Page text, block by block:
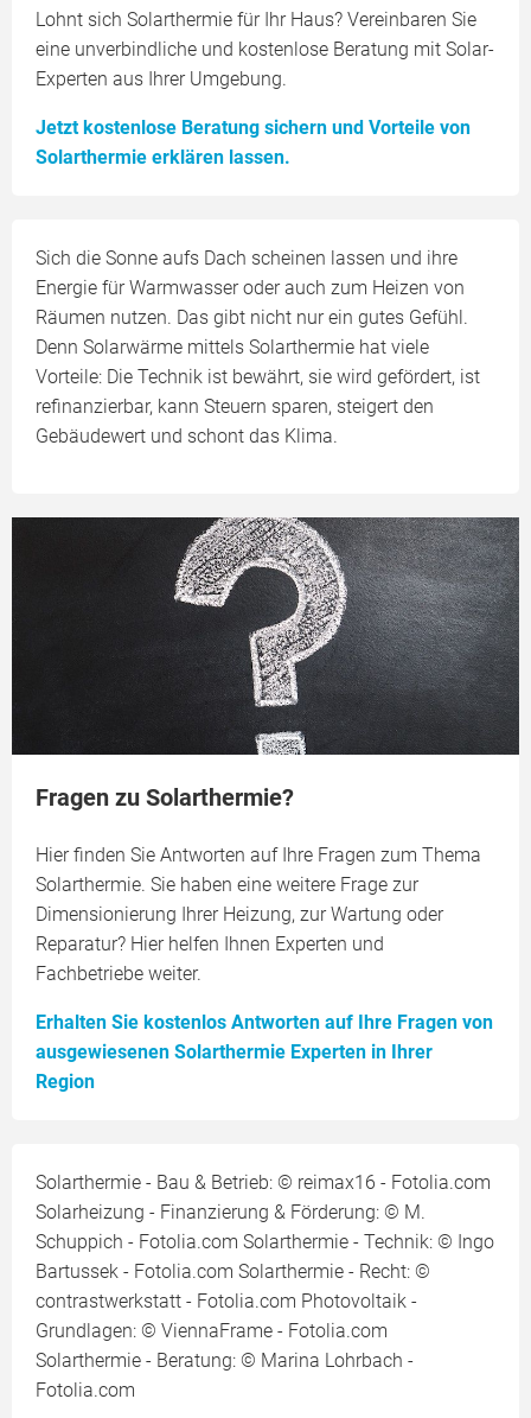
Lohnt sich Solarthermie für Ihr Haus? Vereinbaren Sie
eine unverbindliche und kostenlose Beratung mit Solar-
Experten aus Ihrer Umgebung.
Jetzt kostenlose Beratung sichern und Vorteile von
Solarthermie erklären lassen.
Sich die Sonne aufs Dach scheinen lassen und ihre
Energie für Warmwasser oder auch zum Heizen von
Räumen nutzen. Das gibt nicht nur ein gutes Gefühl.
Denn Solarwärme mittels Solarthermie hat viele
Vorteile: Die Technik ist bewährt, sie wird gefördert, ist
refinanzierbar, kann Steuern sparen, steigert den
Gebäudewert und schont das Klima.
Fragen zu Solarthermie?
Hier finden Sie Antworten auf Ihre Fragen zum Thema
Solarthermie. Sie haben eine weitere Frage zur
Dimensionierung Ihrer Heizung, zur Wartung oder
Reparatur? Hier helfen Ihnen Experten und
Fachbetriebe weiter.
Erhalten Sie kostenlos Antworten auf Ihre Fragen von
ausgewiesenen Solarthermie Experten in Ihrer
Region
Solarthermie - Bau & Betrieb: © reimax16 - Fotolia.com
Solarheizung - Finanzierung & Förderung: © M.
Schuppich - Fotolia.com Solarthermie - Technik: © Ingo
Bartussek - Fotolia.com Solarthermie - Recht: ©
contrastwerkstatt - Fotolia.com Photovoltaik -
Grundlagen: © ViennaFrame - Fotolia.com
Solarthermie - Beratung: © Marina Lohrbach -
Fotolia.com